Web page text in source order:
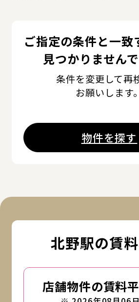
ご指定の条件と一致
見つかりませんで
条件を変更して再
お願いします。
物件を探す
北野駅の賃
店舗物件の賃料